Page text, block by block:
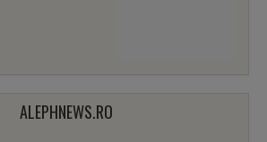
ALEPHNEWS.RO